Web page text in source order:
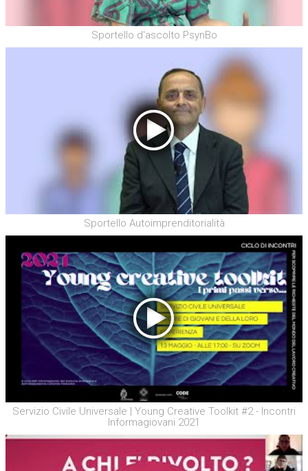
Sportello d'ascolto PsynBo
Sportello Autoimprenditorialità
Servizio Civile Universale | Young Creative Toolkit #2 - Incontri
Informagiovani 2021